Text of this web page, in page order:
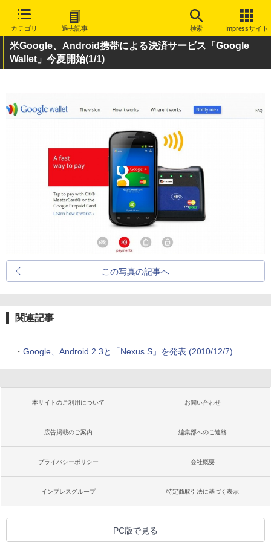
カテゴリ 過去記事 検索 Impressサイト
米Google、Android携帯による決済サービス「Google
Wallet」今夏開始(1/1)
この写真の記事へ
関連記事
・ Google、Android 2.3と「Nexus S」を発表 (2010/12/7)
本サイトのご利用について お問い合わせ
広告掲載のご案内 編集部へのご連絡
プライバシーポリシー 会社概要
インプレスグループ 特定商取引法に基づく表示
PC版で見る